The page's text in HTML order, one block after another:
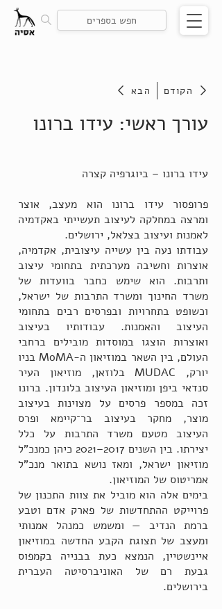
הבא הקודם
עורך ראשי: עידו ברונו
עידו ברונו – ביוגרפיה קצרה
פרופסור עידו ברונו הוא מעצב, אוצר
ומרצה במחלקה לעיצוב תעשייתי באקדמיה
לאמנות ועיצוב בצלאל, ירושלים.
עבודתו נעה בין עשייה עיצובית, אקדמיה,
אוצרות וחשיבה מערכתית בתחומי עיצוב
ותרבות. הוא שימש כחבר בוועדות של
משרד החינוך ומשרד התרבות של ישראל,
וכשופט בתחרויות ובפרסים רבים בתחומי
העיצוב והאמנות. עבודותיו בעיצוב
ואוצרות הוצגו במוסדות מובילים ברחבי
העולם, בין השאר במוזיאון ה-MoMA בניו
יורק, MUDAC בלוזאן, מוזיאון העיר
סנדאי ביפן ומוזיאון העיצוב בלונדון. ברונו
זכה במספר פרסים על מצוינות בעיצוב
מוצר, מחקר בעיצוב בר־קיימא ופרס
העיצוב מטעם משרד התרבות על כלל
יצירתו. בין השנים 2017–2021 כיהן כמנכ"ל
מוזיאון ישראל, ומאז נושא בתואר מנכ"ל
אמריטוס של המוזיאון.
בימים אלה הוא מוביל את צוות התכנון של
פרוייקט ההתחדשות של פארק אדם וטבע
ברמת הנדיב — ומשמש כמנהל אמנותי
ומעצב של תצוגת הקבע החדשה במוזיאון
איינשטיין, הנמצא כעת בבנייה בקמפוס
גבעת רם של האוניברסיטה העברית
בירושלים.